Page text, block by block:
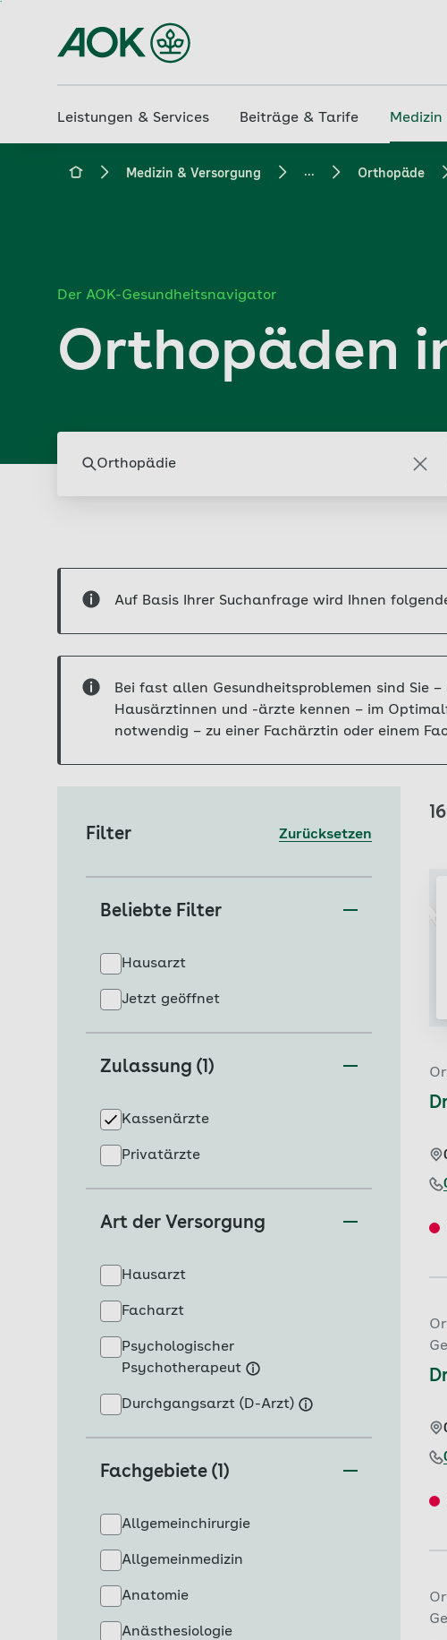
Leistungen & Services Beiträge & Tarife Medizin
aok.de Medizin & Versorgung ... Orthopäde
Der AOK-Gesundheitsnavigator
Orthopäden
Suche
Filter und
HinweisAuf Basis Ihrer Suchanfrage wird Ihnen
HinweisBei fast allen Gesundheitsproblemen sind Sie
Hausärztinnen und -ärzte kennen – im
notwendig – zu einer Fachärztin oder einem
Filter Zurücksetzen
Beliebte Filter
Hausarzt
Jetzt geöffnet
Zulassung (1)
Kassenärzte
Privatärzte
Art der Versorgung
Hausarzt
Facharzt
Psychologischer
Psychotherapeut
Durchgangsarzt (D-Arzt)
Fachgebiete (1)
Allgemeinchirurgie
Allgemeinmedizin
Anatomie
Anästhesiologie